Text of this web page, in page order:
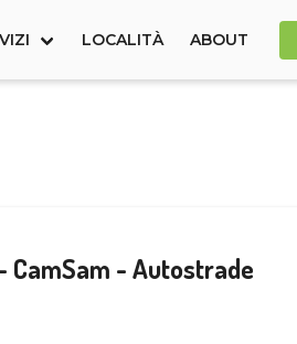
LOCALITÀ ABOUT
- Autostrade